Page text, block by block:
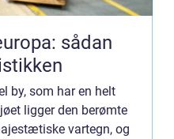
sådan
by, som har en helt
ligger den berømte
vartegn, og